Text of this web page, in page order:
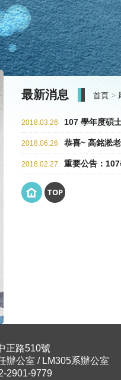
最新消息 首頁
2018.03.26 107 學年度碩
2018.06.26 恭喜~ 高銘淞
2018.02.27 重要公告：
TOP
正路510號
辦公室 / LM305系辦公室
2901-9779